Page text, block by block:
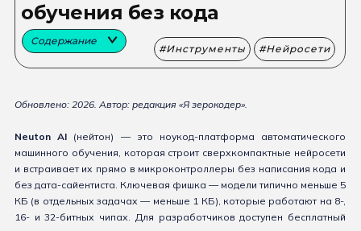
обучения без кода
Содержание
Инструменты Нейросети
Обновлено: 2026. Автор: редакция «Я зерокодер».
Neuton AI (нейтон) — это ноукод-платформа автоматического
машинного обучения, которая строит сверхкомпактные нейросети
и встраивает их прямо в микроконтроллеры без написания кода и
без дата-сайентиста. Ключевая фишка — модели типично меньше 5
КБ (в отдельных задачах — меньше 1 КБ), которые работают на 8-,
16- и 32-битных чипах. Для разработчиков доступен бесплатный